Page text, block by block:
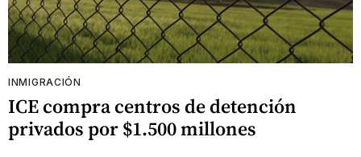
INMIGRACIÓN
ICE compra centros de detención
privados por $1.500 millones